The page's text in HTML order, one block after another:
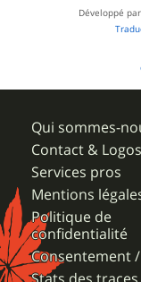
Développé par
Qui sommes-
Contact & Logos
Services pros
Mentions
Politique de
confidentialité
Consentement